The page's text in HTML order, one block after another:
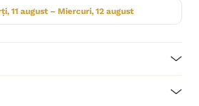
11 august – Miercuri, 12 august